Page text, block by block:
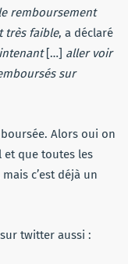
remboursement
très faible, a déclaré
[…] aller voir
sur
Alors oui on
et que toutes les
c’est déjà un
twitter aussi :